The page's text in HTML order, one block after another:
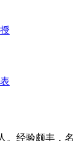
。经验颇丰，名